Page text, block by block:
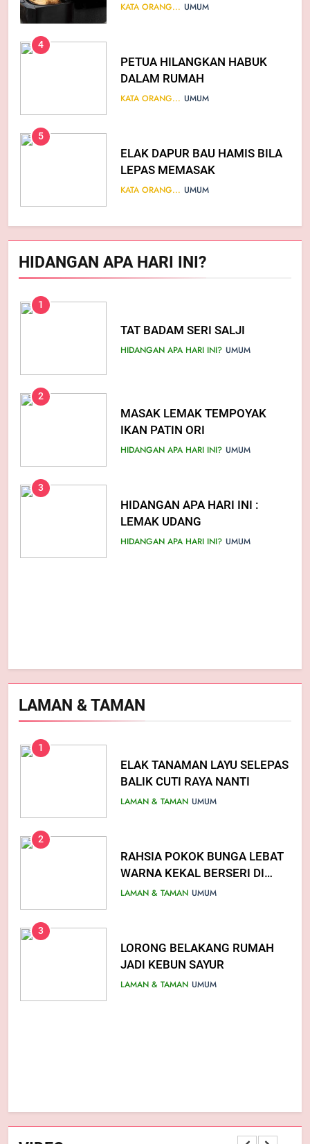
KATA ORANG... UMUM
4
PETUA HILANGKAN HABUK
DALAM RUMAH
KATA ORANG... UMUM
5
ELAK DAPUR BAU HAMIS BILA
LEPAS MEMASAK
KATA ORANG... UMUM
1
PUN! INI CARA NAK CUCI
MESIN BASUH PALING
KATA ORANG...
10 KHASIAT HALIA RAMAI TAK
TAHU, LEPAS NI BOLEH MULA
CARA NAK BERSIHKAN ‘AIR
FRYER’ DENGAN MUDAH
PETUA HILANGKAN HABUK
DALAM RUMAH
HIDANGAN APA HARI INI?
1
TAT BADAM SERI SALJI
HIDANGAN APA HARI INI? UMUM
2
MASAK LEMAK TEMPOYAK
IKAN PATIN ORI
HIDANGAN APA HARI INI? UMUM
3
HIDANGAN APA HARI INI :
LEMAK UDANG
HIDANGAN APA HARI INI? UMUM
LAMAN & TAMAN
1
ELAK TANAMAN LAYU SELEPAS
BALIK CUTI RAYA NANTI
LAMAN & TAMAN UMUM
2
RAHSIA POKOK BUNGA LEBAT
WARNA KEKAL BERSERI DI
LAMAN
LAMAN & TAMAN UMUM
3
LORONG BELAKANG RUMAH
JADI KEBUN SAYUR
LAMAN & TAMAN UMUM